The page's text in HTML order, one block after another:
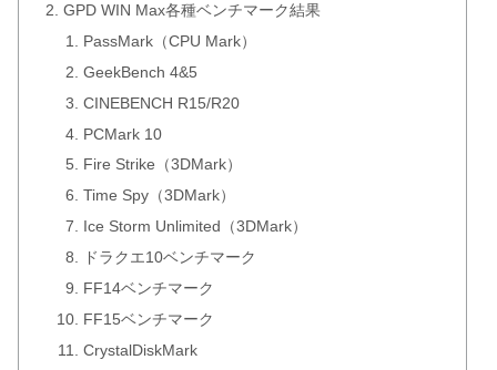
GPD WIN Max各種ベンチマーク結果
PassMark（CPU Mark）
GeekBench 4&5
CINEBENCH R15/R20
PCMark 10
Fire Strike（3DMark）
Time Spy（3DMark）
Ice Storm Unlimited（3DMark）
ドラクエ10ベンチマーク
FF14ベンチマーク
FF15ベンチマーク
CrystalDiskMark